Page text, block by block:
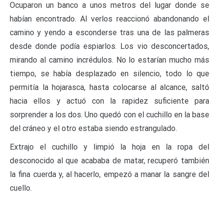
Ocuparon un banco a unos metros del lugar donde se
habían encontrado. Al verlos reaccionó abandonando el
camino y yendo a esconderse tras una de las palmeras
desde donde podía espiarlos. Los vio desconcertados,
mirando al camino incrédulos. No lo estarían mucho más
tiempo, se había desplazado en silencio, todo lo que
permitía la hojarasca, hasta colocarse al alcance, saltó
hacia ellos y actuó con la rapidez suficiente para
sorprender a los dos. Uno quedó con el cuchillo en la base
del cráneo y el otro estaba siendo estrangulado.
Extrajo el cuchillo y limpió la hoja en la ropa del
desconocido al que acababa de matar, recuperó también
la fina cuerda y, al hacerlo, empezó a manar la sangre del
cuello.